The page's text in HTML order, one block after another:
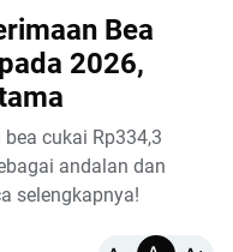
Bea
2026,
cukai Rp334,3
andalan dan
selengkapnya!